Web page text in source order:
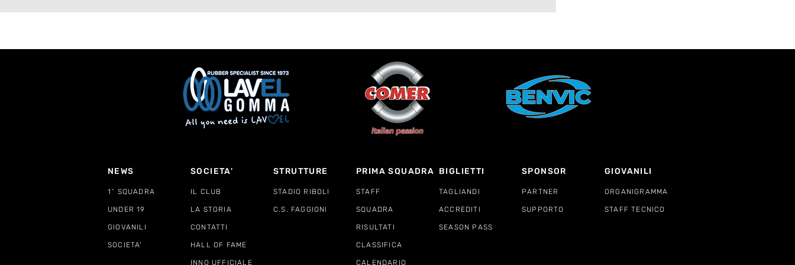
NEWS SOCIETA' STRUTTURE PRIMA SQUADRA BIGLIETTI SPONSOR
1^ SQUADRA IL CLUB STADIO RIBOLI STAFF TAGLIANDI PARTNER
UNDER 19 LA STORIA C.S. FAGGIONI SQUADRA ACCREDITI SUPPORTO
GIOVANILI CONTATTI
SOCIETA' HALL OF FAME
INNO UFFICIALE
RISULTATI SEASON PASS
CLASSIFICA
CALENDARIO
GIOVANILI
ORGANIGRAMMA
STAFF TECNICO